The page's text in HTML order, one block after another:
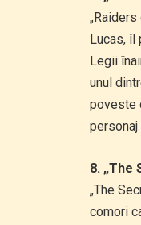
Lucas, îl
Legii
unul
poveste
8. „The
„The
comori